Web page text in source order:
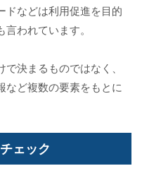
ドなどは利用促進を目的
われています。
決まるものではなく、
など複数の要素をもとに
ェック